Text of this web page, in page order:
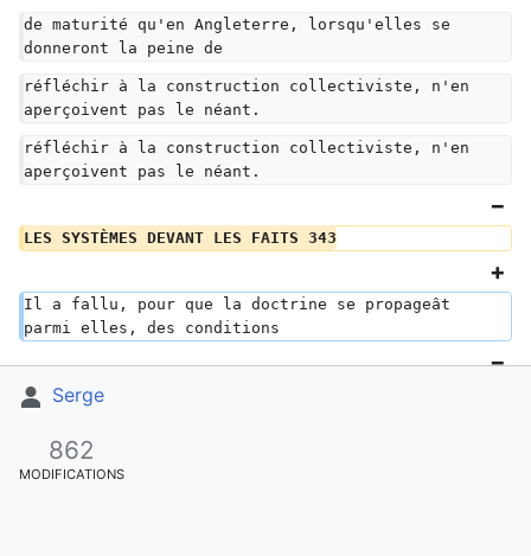
de maturité qu'en Angleterre, lorsqu'elles se
donneront la peine de
réfléchir à la construction collectiviste, n'en
aperçoivent pas le néant.
réfléchir à la construction collectiviste, n'en
aperçoivent pas le néant.
LES SYSTÈMES DEVANT LES FAITS 343
Il a fallu, pour que la doctrine se propageât
parmi elles, des conditions
a, n 1êI- _r_?1 -Il-- -1-- -Il*
conditions
particulières d'inexpérience et
Serge
862
MODIFICATIONS